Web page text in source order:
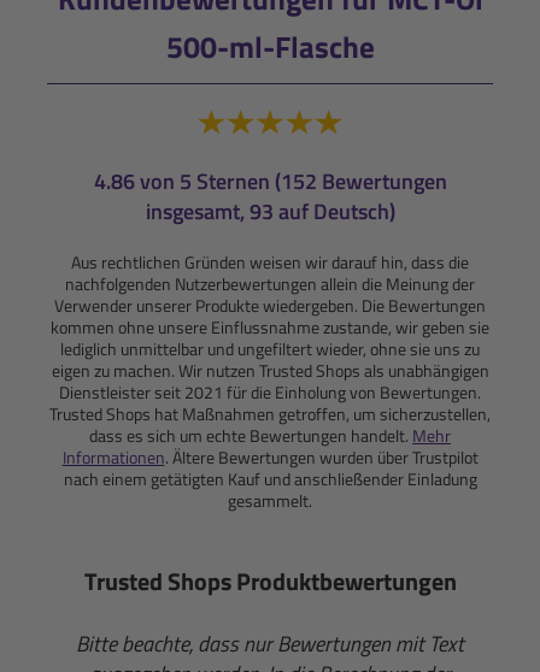
500-ml-Flasche
4.86 von 5 Sternen (152 Bewertungen
insgesamt, 93 auf Deutsch)
Aus rechtlichen Gründen weisen wir darauf hin, dass die
nachfolgenden Nutzerbewertungen allein die Meinung der
Verwender unserer Produkte wiedergeben. Die Bewertungen
kommen ohne unsere Einflussnahme zustande, wir geben sie
lediglich unmittelbar und ungefiltert wieder, ohne sie uns zu
eigen zu machen. Wir nutzen Trusted Shops als unabhängigen
Dienstleister seit 2021 für die Einholung von Bewertungen.
Trusted Shops hat Maßnahmen getroffen, um sicherzustellen,
dass es sich um echte Bewertungen handelt. Mehr
Informationen. Ältere Bewertungen wurden über Trustpilot
nach einem getätigten Kauf und anschließender Einladung
gesammelt.
Trusted Shops Produktbewertungen
Bitte beachte, dass nur Bewertungen mit Text